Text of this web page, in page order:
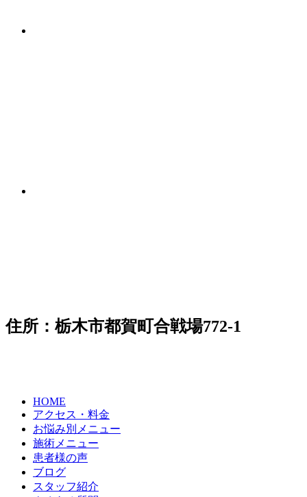
住所：栃木市都賀町合戦場772-1
HOME
アクセス・料金
お悩み別メニュー
施術メニュー
患者様の声
ブログ
スタッフ紹介